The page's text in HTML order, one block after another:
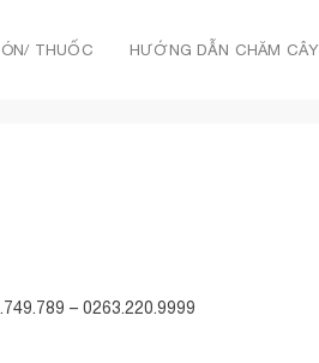
THUỐC HƯỚNG DẪN CHĂM CÂY
– 0263.220.9999